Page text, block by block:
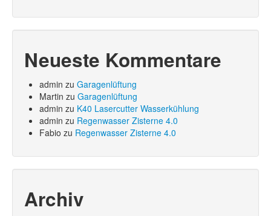
Neueste Kommentare
admin zu Garagenlüftung
Martin zu Garagenlüftung
admin zu K40 Lasercutter Wasserkühlung
admin zu Regenwasser Zisterne 4.0
Fabio zu Regenwasser Zisterne 4.0
Archiv